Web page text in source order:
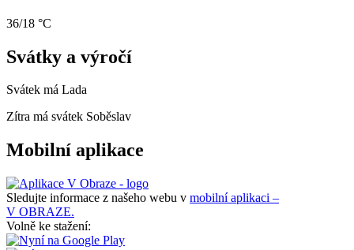
36/18 °C
Svátky a výročí
Svátek má Lada
Zítra má svátek Soběslav
Mobilní aplikace
Sledujte informace z našeho webu v mobilní aplikaci –
V OBRAZE.
Volně ke stažení: